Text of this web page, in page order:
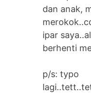
dan anak,
ipar
berhenti
p/s: typo